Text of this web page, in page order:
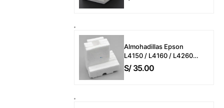
L3250 / L3160 / L3260 /
Almohadillas Epson
L4150 / L4160 / L4260 /
L6161 / L6191 / L6270 /
L14150 / ET-M2170 / ET-
S/35.00